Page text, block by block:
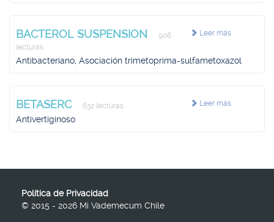
Leer más
BACTEROL SUSPENSION
906
lecturas
Antibacteriano, Asociación trimetoprima-sulfametoxazol
Leer más
BETASERC 632 lecturas
Antivertiginoso
Política de Privacidad
© 2015 - 2026 Mi Vademecum Chile